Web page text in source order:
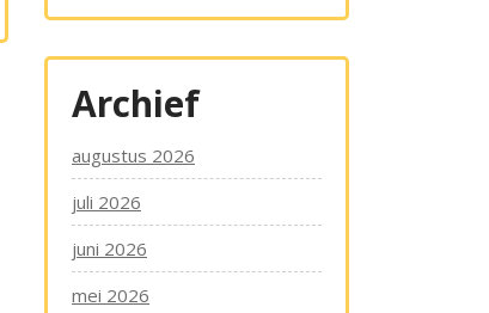
Archief
augustus 2026
juli 2026
juni 2026
mei 2026